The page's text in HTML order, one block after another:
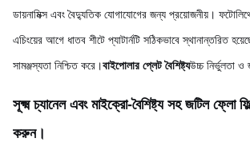
ডায়নামিক্স এবং বৈদ্যুতিক যোগাযোগের জন্য প্রয়োজনীয়।
এচিংয়ের আগে ধাতব শীটে প্যাটার্নটি সঠিকভাবে স্থানান্তরিত
সামঞ্জস্যতা নিশ্চিত করে।বাইপোলার প্লেট বৈশিষ্ট্যউচ্চ নির্ভুলতা ও
সূক্ষ্ম চ্যানেল এবং মাইক্রো-বৈশিষ্ট্য সহ জটিল ফ্লো
করুন।